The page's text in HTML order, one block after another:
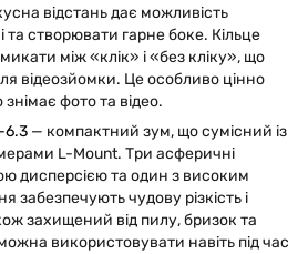
відстань дає можливість
та створювати гарне боке. Кільце
між «клік» і «без кліку», що
відеозйомки. Це особливо цінно
фото та відео.
6.3 — компактний зум, що сумісний із
L-Mount. Три асферичні
дисперсією та один з високим
забезпечують чудову різкість і
захищений від пилу, бризок та
використовувати навіть під час